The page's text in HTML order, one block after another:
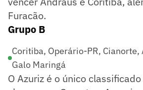
Furacão.
Grupo B
Coritiba, Operário-PR, Cianorte,
Galo Maringá
O Azuriz é o único